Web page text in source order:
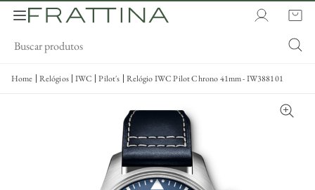
Home Relógios IWC Pilot's Relógio IWC Pilot Chrono 41mm - IW388101